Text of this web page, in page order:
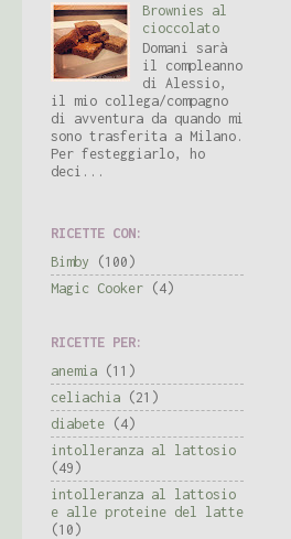
Brownies al
cioccolato
Domani sarà
il compleanno
di Alessio,
il mio collega/compagno
di avventura da quando mi
sono trasferita a Milano.
Per festeggiarlo, ho
deci...
RICETTE CON:
Bimby
(100)
Magic Cooker (4)
RICETTE PER:
anemia (11)
celiachia (21)
diabete (4)
intolleranza al lattosio
(49)
intolleranza al lattosio
e alle proteine del latte
(10)